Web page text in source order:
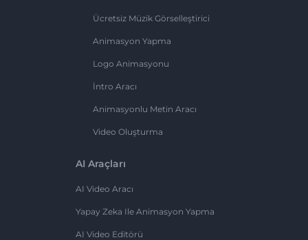
Ücretsiz Müzik Görselleştirici
Animasyon Yapma
Logo Animasyonu
İntro Aracı
Animasyonlu Metin Aracı
Video Oluşturma
AI Araçları
AI Video Aracı
Yapay Zeka Ile Animasyon Yapma
AI Video Editörü